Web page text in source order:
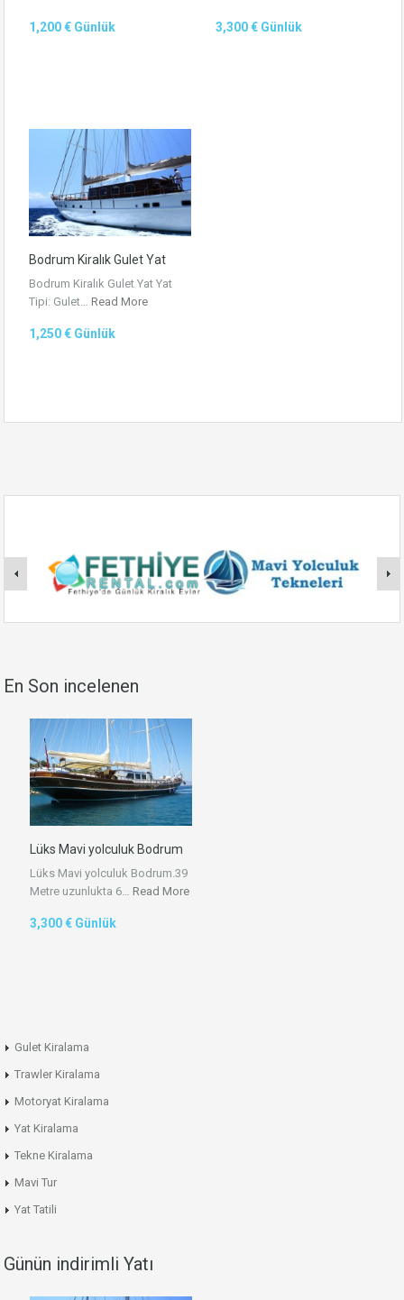
1,200 € Günlük 3,300 € Günlük
Bodrum Kiralık Gulet Yat
Bodrum Kiralık Gulet Yat Yat
Tipi: Gulet… Read More
1,250 € Günlük
En Son incelenen
Lüks Mavi yolculuk Bodrum
Lüks Mavi yolculuk Bodrum.39
Metre uzunlukta 6… Read More
3,300 € Günlük
Gulet Kiralama
Trawler Kiralama
Motoryat Kiralama
Yat Kiralama
Tekne Kiralama
Mavi Tur
Yat Tatili
Günün indirimli Yatı